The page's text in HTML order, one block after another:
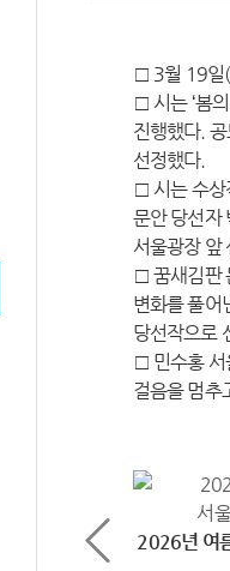
□ 3월 19일(
□ 시는 ‘봄
진행했다.
선정했다.
□ 시는 수상
문안 당선자
서울광장 앞
□ 꿈새김판
변화를 풀어
당선작으로
□ 민수홍 서
걸음을 멈추
2026년 여